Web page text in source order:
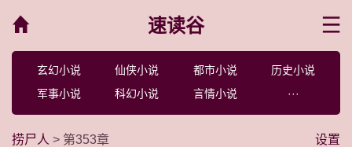
速读谷
玄幻小说 仙侠小说 都市小说
历史小说
军事小说
科幻小说 言情小说 ···
设置
捞尸人 > 第353章